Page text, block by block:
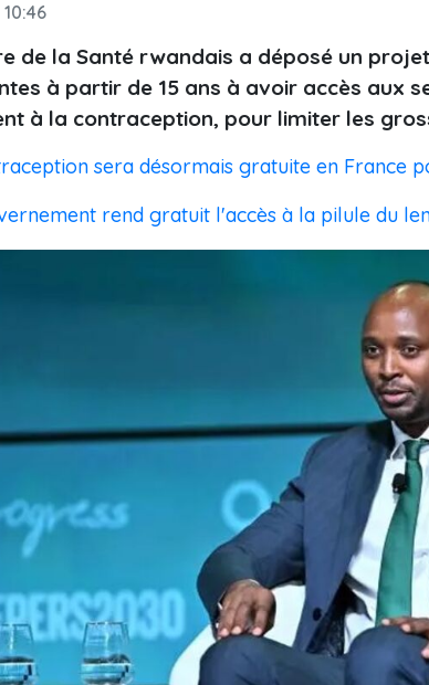
de la Santé rwandais a déposé un
à partir de 15 ans à avoir accès aux
à la contraception, pour limiter les
sera désormais gratuite en France
rend gratuit l'accès à la pilule du